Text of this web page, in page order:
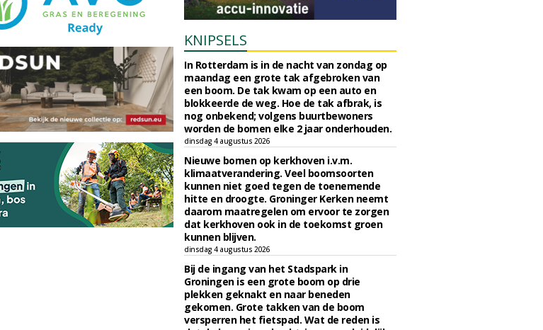
KNIPSELS
In Rotterdam is in de nacht van zondag op
maandag een grote tak afgebroken van
een boom. De tak kwam op een auto en
blokkeerde de weg. Hoe de tak afbrak, is
nog onbekend; volgens buurtbewoners
worden de bomen elke 2 jaar onderhouden.
dinsdag 4 augustus 2026
Nieuwe bomen op kerkhoven i.v.m.
klimaatverandering. Veel boomsoorten
kunnen niet goed tegen de toenemende
hitte en droogte. Groninger Kerken neemt
daarom maatregelen om ervoor te zorgen
dat kerkhoven ook in de toekomst groen
kunnen blijven.
dinsdag 4 augustus 2026
Bij de ingang van het Stadspark in
Groningen is een grote boom op drie
plekken geknakt en naar beneden
gekomen. Grote takken van de boom
versperren het fietspad. Wat de reden is